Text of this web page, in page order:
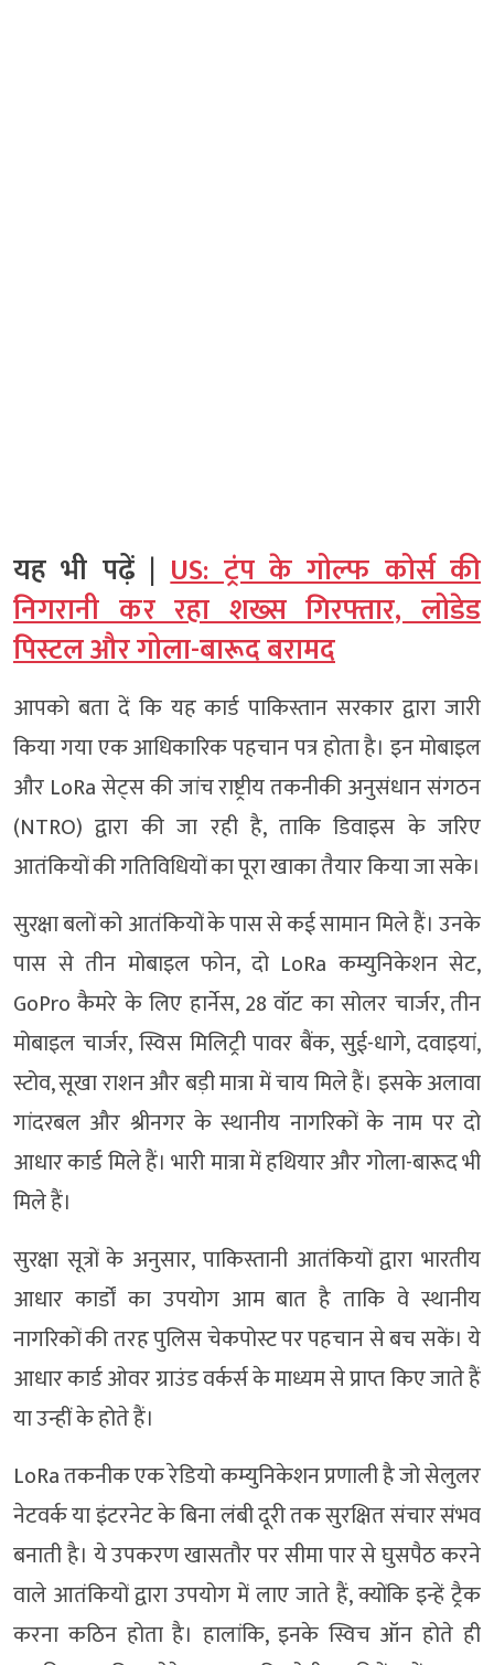
यह भी पढ़ें |US: ट्रंप के गोल्फ कोर्स की
निगरानी कर रहा शख्स गिरफ्तार, लोडेड
पिस्टल और गोला-बारूद बरामद
आपको बता दें कि यह कार्ड पाकिस्तान सरकार द्वारा जारी
किया गया एक आधिकारिक पहचान पत्र होता है। इन मोबाइल
और LoRa सेट्स की जांच राष्ट्रीय तकनीकी अनुसंधान संगठन
(NTRO) द्वारा की जा रही है, ताकि डिवाइस के जरिए
आतंकियों की गतिविधियों का पूरा खाका तैयार किया जा सके।
सुरक्षा बलों को आतंकियों के पास से कई सामान मिले हैं। उनके
पास से तीन मोबाइल फोन, दो LoRa कम्युनिकेशन सेट,
GoPro कैमरे के लिए हार्नेस, 28 वॉट का सोलर चार्जर, तीन
मोबाइल चार्जर, स्विस मिलिट्री पावर बैंक, सुई-धागे, दवाइयां,
स्टोव, सूखा राशन और बड़ी मात्रा में चाय मिले हैं। इसके अलावा
गांदरबल और श्रीनगर के स्थानीय नागरिकों के नाम पर दो
आधार कार्ड मिले हैं। भारी मात्रा में हथियार और गोला-बारूद भी
मिले हैं।
सुरक्षा सूत्रों के अनुसार, पाकिस्तानी आतंकियों द्वारा भारतीय
आधार कार्डों का उपयोग आम बात है ताकि वे स्थानीय
नागरिकों की तरह पुलिस चेकपोस्ट पर पहचान से बच सकें। ये
आधार कार्ड ओवर ग्राउंड वर्कर्स के माध्यम से प्राप्त किए जाते हैं
या उन्हीं के होते हैं।
LoRa तकनीक एक रेडियो कम्युनिकेशन प्रणाली है जो सेलुलर
नेटवर्क या इंटरनेट के बिना लंबी दूरी तक सुरक्षित संचार संभव
बनाती है। ये उपकरण खासतौर पर सीमा पार से घुसपैठ करने
वाले आतंकियों द्वारा उपयोग में लाए जाते हैं, क्योंकि इन्हें ट्रैक
करना कठिन होता है। हालांकि, इनके स्विच ऑन होते ही